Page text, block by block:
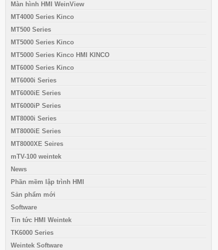
Màn hình HMI WeinView
MT4000 Series Kinco
MT500 Series
MT5000 Series Kinco
MT5000 Series Kinco HMI KINCO
MT6000 Series Kinco
MT6000i Series
MT6000iE Series
MT6000iP Series
MT8000i Series
MT8000iE Series
MT8000XE Seires
mTV-100 weintek
News
Phần mềm lập trình HMI
Sản phẩm mới
Software
Tin tức HMI Weintek
TK6000 Series
Weintek Software